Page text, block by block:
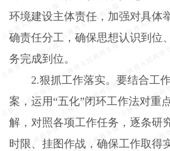
环境建设主体责任，加强对具体
确责任分工，确保思想认识到位
务完成到位。
2.狠抓工作落实。要结合工
案，运用“五化”闭环工作法对重
解，对照各项工作任务，逐条研
时限、挂图作战，确保工作取得